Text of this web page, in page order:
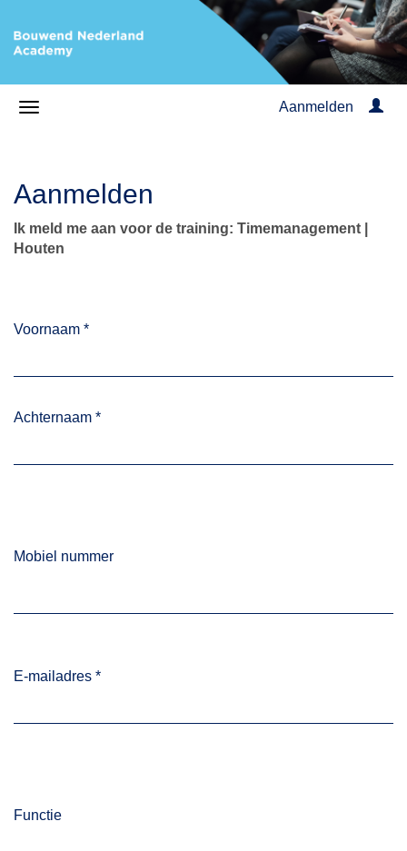
Aanmelden
Aanmelden
Ik meld me aan voor de training: Timemanagement |
Houten
Voornaam *
Achternaam *
Mobiel nummer
E-mailadres *
Functie